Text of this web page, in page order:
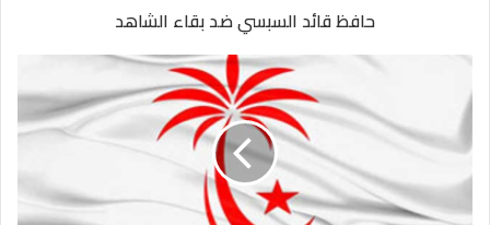
حافظ قائد السبسي ضد بقاء الشاهد